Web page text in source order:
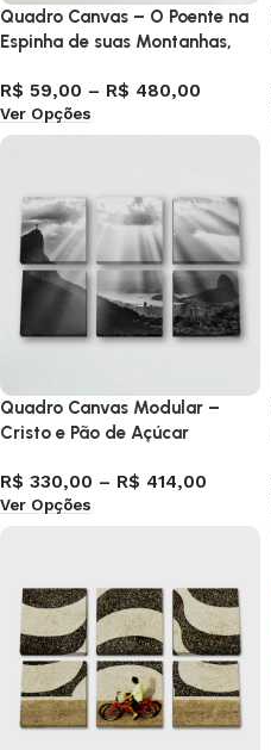
Quadro Canvas – O Poente na
Espinha de suas Montanhas,
R$ 59,00 – R$ 480,00
Ver Opções
Quadro Canvas Modular –
Cristo e Pão de Açúcar
R$ 330,00 – R$ 414,00
Ver Opções